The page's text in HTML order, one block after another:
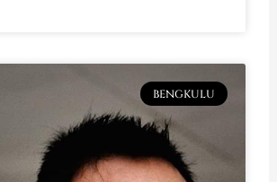
BENGKULU